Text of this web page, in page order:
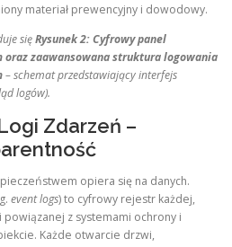
materiał prewencyjny i dowodowy.
sięRysunek 2: Cyfrowy panel
zaawansowana struktura logowania
– schemat przedstawiający interfejs
logów).
Zdarzeń –
opiera się na danych.
event logs) to cyfrowy rejestr każdej,
z systemami ochrony i
Każde otwarcie drzwi,